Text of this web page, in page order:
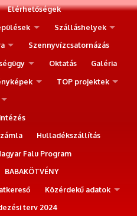
Elérhetőségek
Szálláshelyek
Szennyvízcsatornázás
Oktatás
Galéria
TOP projektek
Hulladékszállítás
Falu Program
BABAKÖTVÉNY
Közérdekű adatok
terv 2024